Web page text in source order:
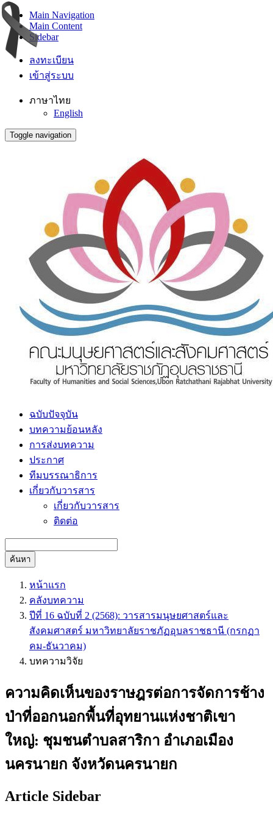
Main Navigation
Main Content
Sidebar
ลงทะเบียน
เข้าสู่ระบบ
ภาษาไทย
English
Toggle navigation
ฉบับปัจจุบัน
บทความย้อนหลัง
การส่งบทความ
ประกาศ
ทีมบรรณาธิการ
เกี่ยวกับวารสาร
เกี่ยวกับวารสาร
ติดต่อ
ค้นหา
หน้าแรก
คลังบทความ
ปีที่ 16 ฉบับที่ 2 (2568): วารสารมนุษยศาสตร์และ
สังคมศาสตร์ มหาวิทยาลัยราชภัฏอุบลราชธานี (กรกฏา
คม-ธันวาคม)
บทความวิจัย
ความคิดเห็นของราษฎรต่อการจัดการช้าง
ป่าที่ออกนอกพื้นที่อุทยานแห่งชาติเขา
ใหญ่: ชุมชนตำบลสาริกา อำเภอเมือง
นครนายก จังหวัดนครนายก
Article Sidebar